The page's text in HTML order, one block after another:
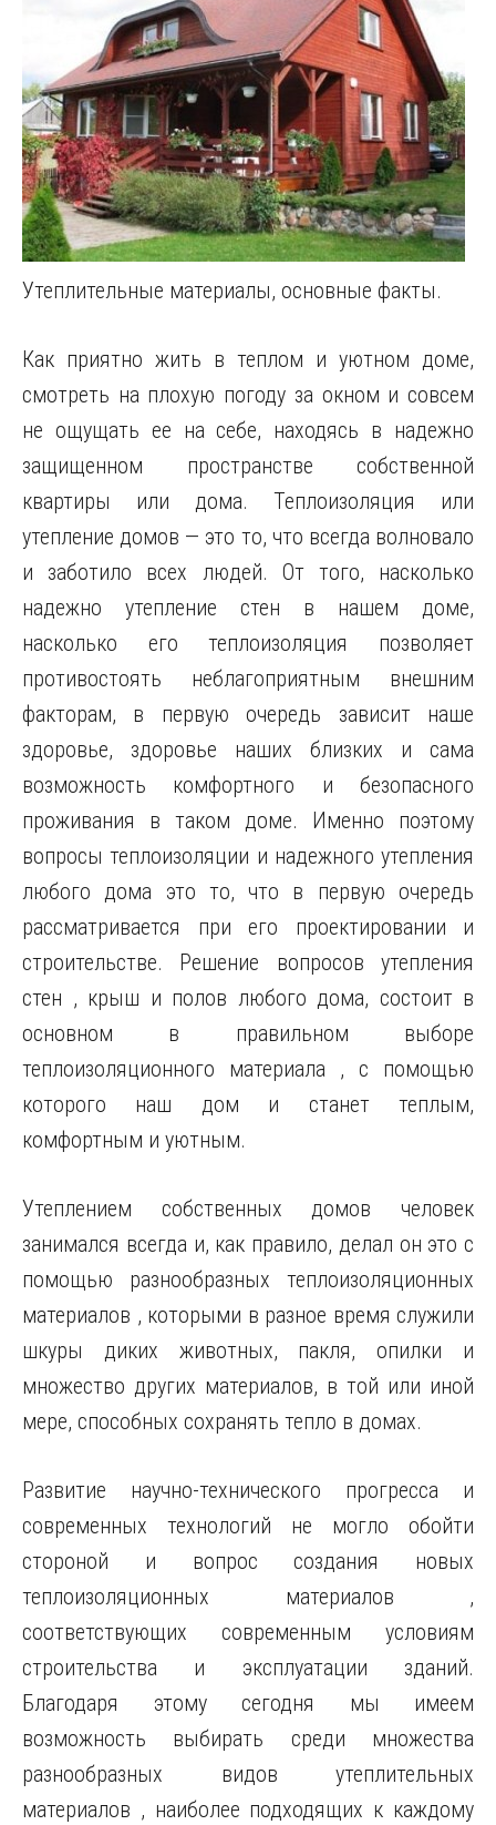
Утеплительные материалы, основные факты.
Как приятно жить в теплом и уютном доме,
смотреть на плохую погоду за окном и совсем
не ощущать ее на себе, находясь в надежно
защищенном пространстве собственной
квартиры или дома. Теплоизоляция или
утепление домов — это то, что всегда волновало
и заботило всех людей. От того, насколько
надежно утепление стен в нашем доме,
насколько его теплоизоляция позволяет
противостоять неблагоприятным внешним
факторам, в первую очередь зависит наше
здоровье, здоровье наших близких и сама
возможность комфортного и безопасного
проживания в таком доме. Именно поэтому
вопросы теплоизоляции и надежного утепления
любого дома это то, что в первую очередь
рассматривается при его проектировании и
строительстве. Решение вопросов утепления
стен , крыш и полов любого дома, состоит в
основном в правильном выборе
теплоизоляционного материала , с помощью
которого наш дом и станет теплым,
комфортным и уютным.
Утеплением собственных домов человек
занимался всегда и, как правило, делал он это с
помощью разнообразных теплоизоляционных
материалов , которыми в разное время служили
шкуры диких животных, пакля, опилки и
множество других материалов, в той или иной
мере, способных сохранять тепло в домах.
Развитие научно-технического прогресса и
современных технологий не могло обойти
стороной и вопрос создания новых
теплоизоляционных материалов ,
соответствующих современным условиям
строительства и эксплуатации зданий.
Благодаря этому сегодня мы имеем
возможность выбирать среди множества
разнообразных видов утеплительных
материалов , наиболее подходящих к каждому